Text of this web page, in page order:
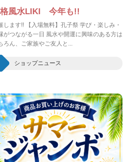
風水LIKI 今年も!!
します!! 【入場無料】孔子祭 学び・楽しみ・
がつながる一日 風水や開運に興味のある方は
ろん、ご家族やご友人と...
ショップニュース